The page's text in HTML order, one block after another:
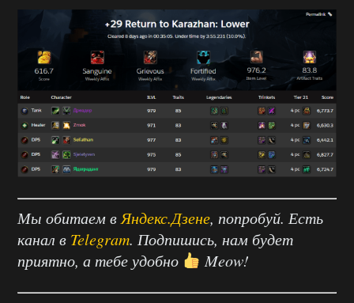
Мы обитаем в Яндекс.Дзене, попробуй. Есть
канал в Telegram. Подпишись, нам будет
приятно, а тебе удобно
Meow!